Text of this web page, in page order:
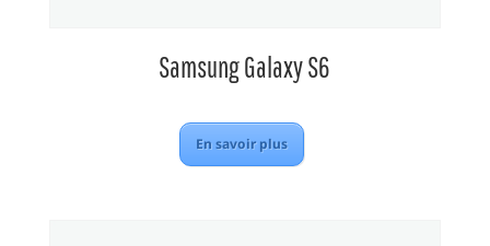
Samsung Galaxy S6
En savoir plus